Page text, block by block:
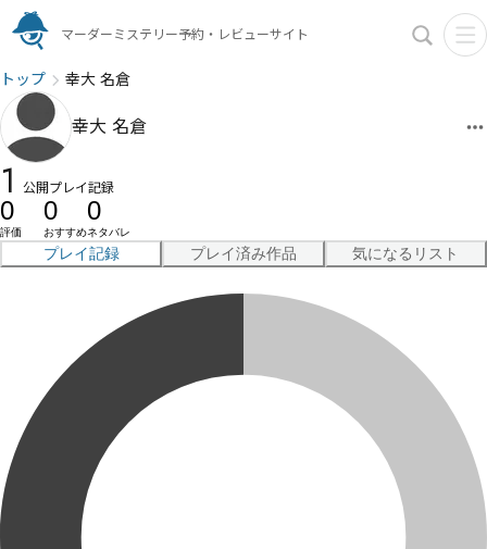
マーダーミステリー予約・レビューサイト
トップ 幸大 名倉
幸大 名倉
1 公開プレイ記録
0
評価
0
おすすめ
0
ネタバレ
プレイ記録 プレイ済み作品 気になるリスト